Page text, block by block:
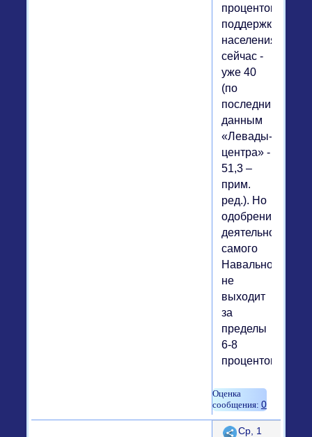
процентов
поддержки
населения,
сейчас -
уже 40
(по
последним
данным
«Левады-
центра» -
51,3 –
прим.
ред.). Но
одобрение
деятельности
самого
Навального
не
выходит
за
пределы
6-8
процентов.
0
Поделиться
Ср, 1